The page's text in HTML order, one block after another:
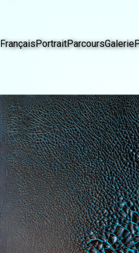
FrançaisPortraitParcoursGalerie